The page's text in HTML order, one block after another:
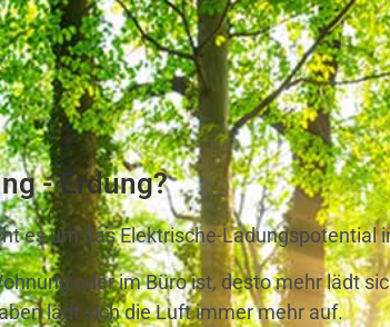
- Erdung?
es um das Elektrische-Ladungspotential
oder im Büro ist, desto mehr lädt
lädt sich die Luft immer mehr auf.